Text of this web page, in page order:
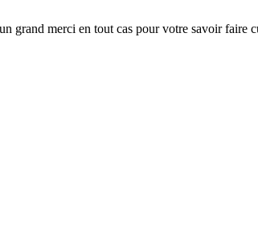
un grand merci en tout cas pour votre savoir